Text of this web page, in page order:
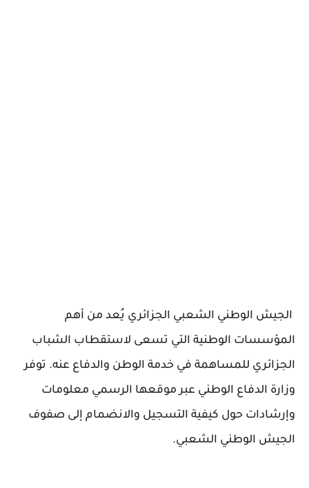
الجيش الوطني الشعبي الجزائري يُعد من أهم
المؤسسات الوطنية التي تسعى لاستقطاب الشباب
الجزائري للمساهمة في خدمة الوطن والدفاع عنه. توفر
وزارة الدفاع الوطني عبر موقعها الرسمي معلومات
وإرشادات حول كيفية التسجيل والانضمام إلى صفوف
الجيش الوطني الشعبي.